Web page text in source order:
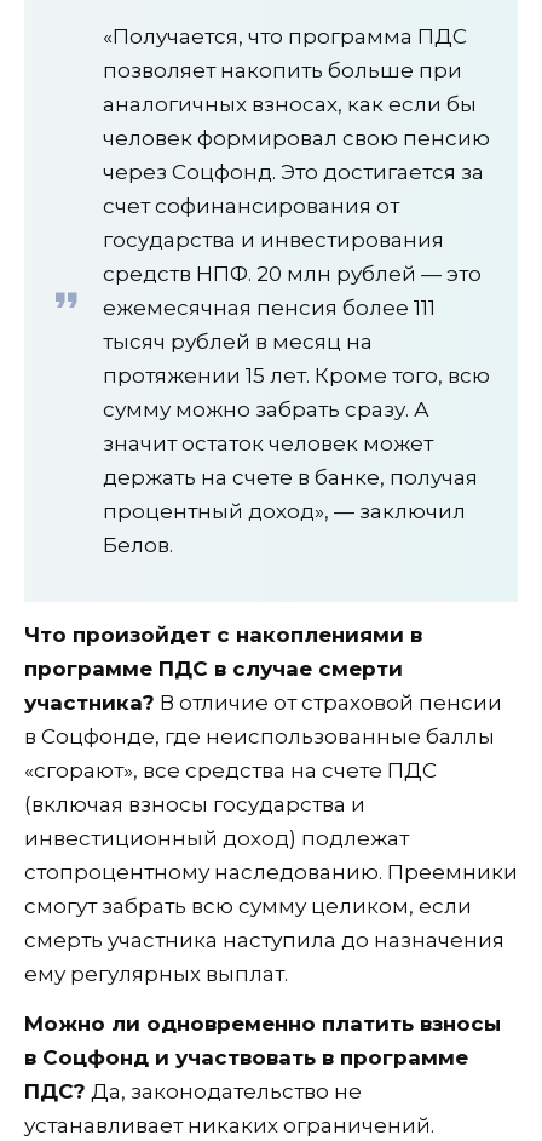
«Получается, что программа ПДС
позволяет накопить больше при
аналогичных взносах, как если бы
человек формировал свою пенсию
через Соцфонд. Это достигается за
счет софинансирования от
государства и инвестирования
средств НПФ. 20 млн рублей — это
ежемесячная пенсия более 111
тысяч рублей в месяц на
протяжении 15 лет. Кроме того, всю
сумму можно забрать сразу. А
значит остаток человек может
держать на счете в банке, получая
процентный доход», — заключил
Белов.
Что произойдет с накоплениями в
программе ПДС в случае смерти
участника? В отличие от страховой пенсии
в Соцфонде, где неиспользованные баллы
«сгорают», все средства на счете ПДС
(включая взносы государства и
инвестиционный доход) подлежат
стопроцентному наследованию. Преемники
смогут забрать всю сумму целиком, если
смерть участника наступила до назначения
ему регулярных выплат.
Можно ли одновременно платить взносы
в Соцфонд и участвовать в программе
ПДС? Да, законодательство не
устанавливает никаких ограничений.